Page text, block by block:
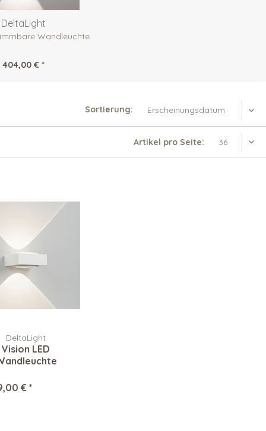
DeltaLight
Wandleuchte
404,00 € *
Sortierung:
Artikel pro Seite:
DeltaLight
Vision LED
€ *